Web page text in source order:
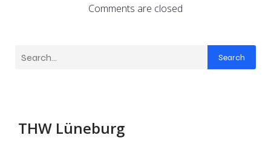
Comments are closed
Search
THW Lüneburg